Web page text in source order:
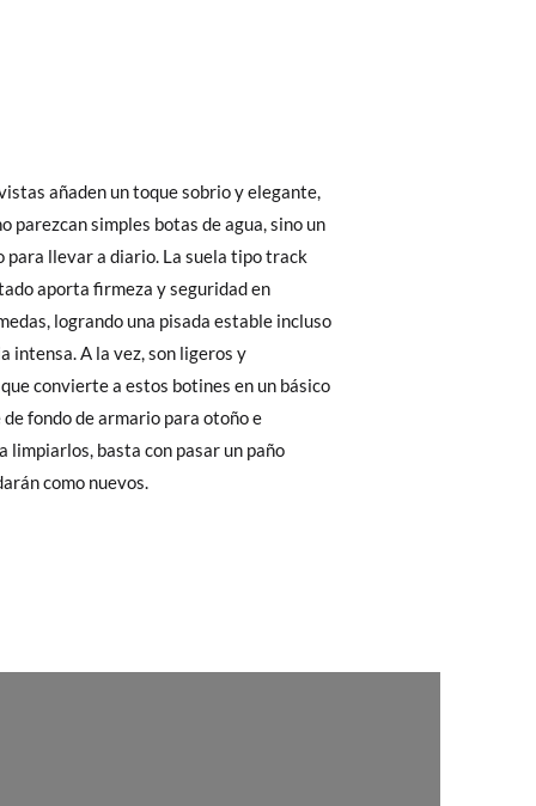
como nuevos.
son GRATIS y puedes realizarlos
acelerar el envío, puedes por muy
El precio final será el de los zapatos que
& Devolucionesde nuestra web
de todo: te mandaremos otra
tienes que preocuparte por nada!
de enviarte un mensajero para que te